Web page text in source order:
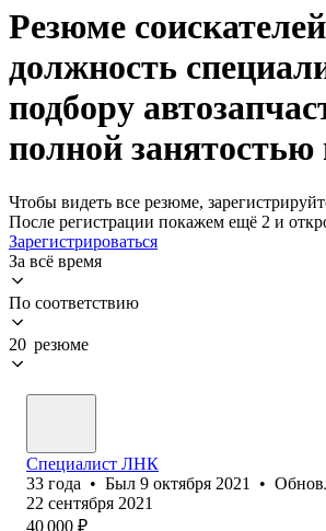
Резюме
должность
подбору
полной занятостью
Чтобы видеть все резюме,
После регистрации покажем ещё 2 и
Зарегистрироваться
За всё время
По соответствию
20 резюме
Специалист ЛНК
33 года • Был 9 октября 2021 •
22 сентября 2021
40 000 ₽